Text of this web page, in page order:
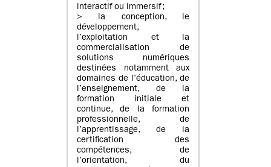
interactif ou immersif ;
> la conception, le
développement,
l’exploitation et la
commercialisation de
solutions numériques
destinées notamment aux
domaines de l’éducation, de
l’enseignement, de la
formation initiale et
continue, de la formation
professionnelle, de
l’apprentissage, de la
certification des
compétences, de
l’orientation, du